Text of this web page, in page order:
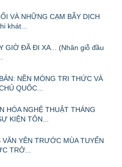
VÀ NHỮNG CẠM BẪY DỊCH
khát...
GIỜ ĐÃ ĐI XA... (Nhân giỗ đầu
NỀN MÓNG TRI THỨC VÀ
QUỐC...
HÓA NGHỆ THUẬT THÁNG
KIỆN TÔN...
YÊN TRƯỚC MÙA TUYỂN
TRỞ...